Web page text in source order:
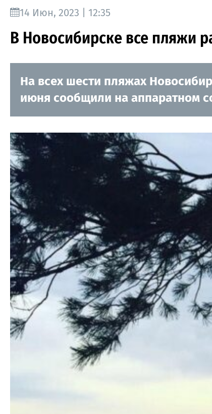
14 Июн, 2023 | 12:35
В Новосибирске все пляжи
На всех шести пляжах
июня сообщили на аппаратном